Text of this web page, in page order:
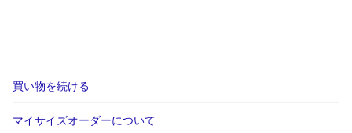
買い物を続ける
マイサイズオーダーについて